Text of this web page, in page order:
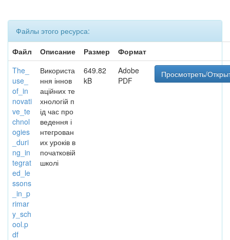
Файлы этого ресурса:
Файл
Описание Размер
Формат
The_
use_
of_in
novati
ve_te
chnol
ogies
_duri
ng_in
tegrat
ed_le
ssons
_in_p
rimar
y_sch
ool.p
df
Використа
ння іннов
аційних те
хнологій п
ід час про
ведення і
нтегрован
их уроків в
початковій
школі
649.82
kB
Adobe
PDF
Просмотреть/